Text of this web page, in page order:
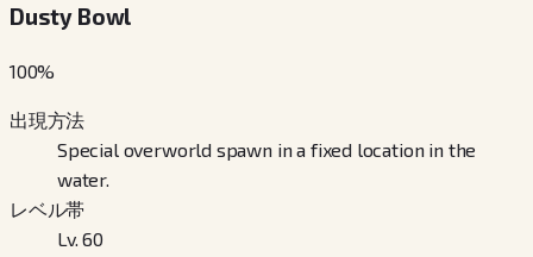
Dusty Bowl
100%
出現方法
Special overworld spawn in a fixed location in the
water.
レベル帯
Lv. 60